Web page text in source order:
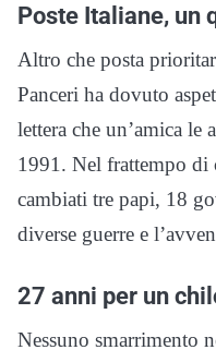
Poste Italiane, un
Altro che posta
Panceri ha dovuto
lettera che un’amica le
1991. Nel frattempo di
cambiati tre papi, 18
diverse guerre e
27 anni per un
Nessuno smarrimento